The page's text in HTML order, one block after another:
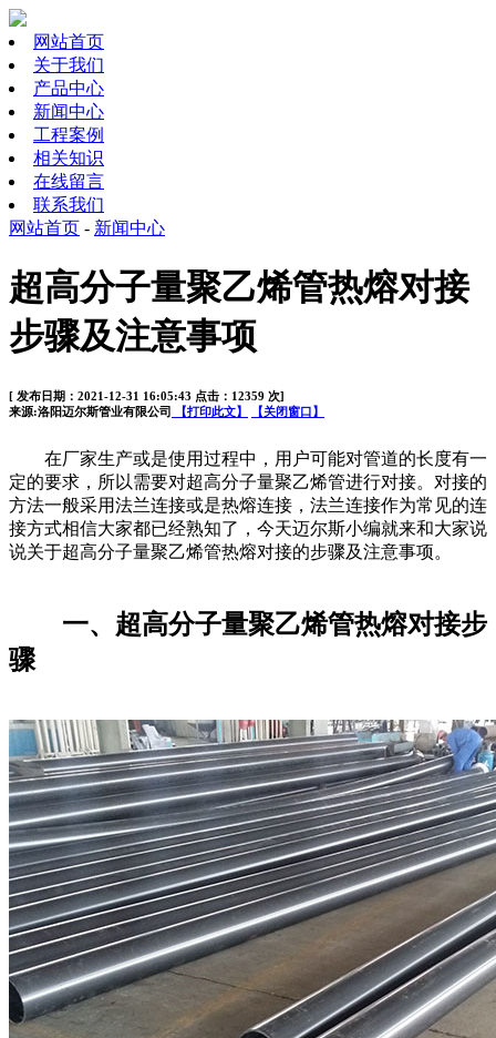
网站首页
关于我们
产品中心
新闻中心
工程案例
相关知识
在线留言
联系我们
网站首页 - 新闻中心
超高分子量聚乙烯管热熔对接
步骤及注意事项
[ 发布日期：2021-12-31 16:05:43 点击：12359 次]
来源:洛阳迈尔斯管业有限公司
【打印此文】 【关闭窗口】
在厂家生产或是使用过程中，用户可能对管道的长度有一
定的要求，所以需要对超高分子量聚乙烯管进行对接。对接的
方法一般采用法兰连接或是热熔连接，法兰连接作为常见的连
接方式相信大家都已经熟知了，今天迈尔斯小编就来和大家说
说关于超高分子量聚乙烯管热熔对接的步骤及注意事项。
一、超高分子量聚乙烯管热熔对接步
骤